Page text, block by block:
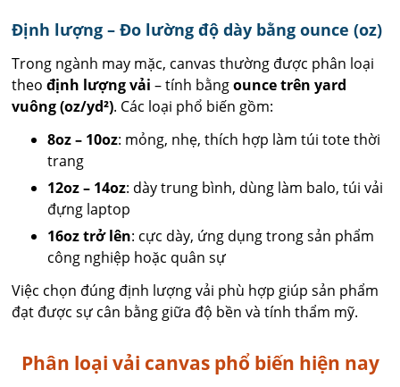
Định lượng – Đo lường độ dày bằng ounce (oz)
Trong ngành may mặc, canvas thường được phân loại
theođịnh lượng vải – tính bằngounce trên yard
vuông (oz/yd²). Các loại phổ biến gồm:
8oz – 10oz: mỏng, nhẹ, thích hợp làm túi tote thời
trang
12oz – 14oz: dày trung bình, dùng làm balo, túi vải
đựng laptop
16oz trở lên: cực dày, ứng dụng trong sản phẩm
công nghiệp hoặc quân sự
Việc chọn đúng định lượng vải phù hợp giúp sản phẩm
đạt được sự cân bằng giữa độ bền và tính thẩm mỹ.
Phân loại vải canvas phổ biến hiện nay